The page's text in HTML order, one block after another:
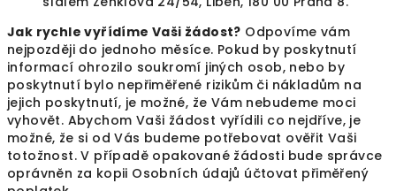
Jak rychle vyřídíme Vaši žádost? Odpovíme vám
nejpozději do jednoho měsíce. Pokud by poskytnutí
informací ohrozilo soukromí jiných osob, nebo by
poskytnutí bylo nepřiměřené rizikům či nákladům na
jejich poskytnutí, je možné, že Vám nebudeme moci
vyhovět. Abychom Vaši žádost vyřídili co nejdříve, je
možné, že si od Vás budeme potřebovat ověřit Vaši
totožnost. V případě opakované žádosti bude správce
oprávněn za kopii Osobních údajů účtovat přiměřený